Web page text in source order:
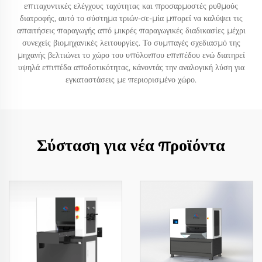
επιταχυντικές ελέγχους ταχύτητας και προσαρμοστές ρυθμούς
διατροφής, αυτό το σύστημα τριών-σε-μία μπορεί να καλύψει τις
απαιτήσεις παραγωγής από μικρές παραγωγικές διαδικασίες μέχρι
συνεχείς βιομηχανικές λειτουργίες. Το συμπαγές σχεδιασμό της
μηχανής βελτιώνει το χώρο του υπόλοιπου επιπέδου ενώ διατηρεί
υψηλά επιπέδα αποδοτικότητας, κάνοντάς την αναλογική λύση για
εγκαταστάσεις με περιορισμένο χώρο.
Σύσταση για νέα προϊόντα